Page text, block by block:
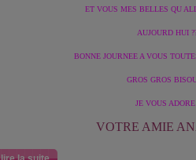
ET VOUS MES BELLES QU
AUJOURD HUI
BONNE JOURNEE A VOUS
GROS GROS
JE VOUS
VOTRE AMIE